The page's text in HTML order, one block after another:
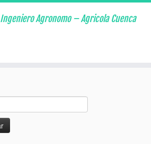
Ingeniero Agronomo – Agricola Cuenca